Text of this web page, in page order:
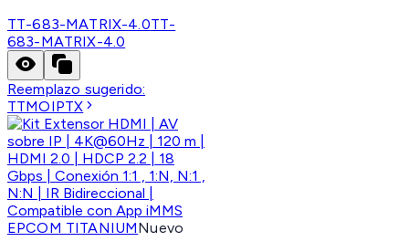
TT-683-MATRIX-4.0TT-
683-MATRIX-4.0
Reemplazo sugerido:
TTMOIPTX
EPCOM TITANIUMNuevo